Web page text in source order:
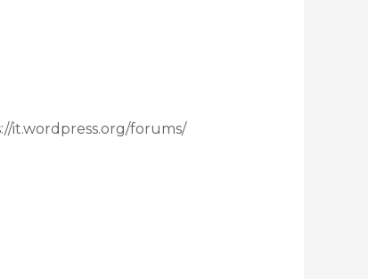
it.wordpress.org/forums/